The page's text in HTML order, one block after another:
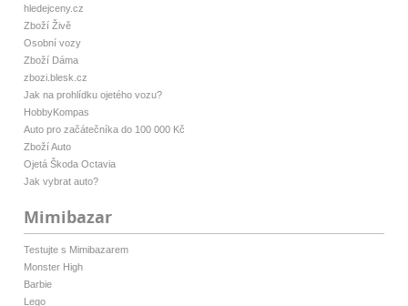
hledejceny.cz
Zboží Živě
Osobní vozy
Zboží Dáma
zbozi.blesk.cz
Jak na prohlídku ojetého vozu?
HobbyKompas
Auto pro začátečníka do 100 000 Kč
Zboží Auto
Ojetá Škoda Octavia
Jak vybrat auto?
Mimibazar
Testujte s Mimibazarem
Monster High
Barbie
Lego